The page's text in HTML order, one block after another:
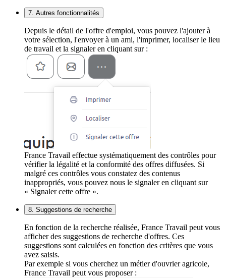
7. Autres fonctionnalités
Depuis le détail de l'offre d'emploi, vous pouvez l'ajouter à
votre sélection, l'envoyer à un ami, l'imprimer, localiser le lieu
de travail et la signaler en cliquant sur :
France Travail effectue systématiquement des contrôles pour
vérifier la légalité et la conformité des offres diffusées. Si
malgré ces contrôles vous constatez des contenus
inappropriés, vous pouvez nous le signaler en cliquant sur
« Signaler cette offre ».
8. Suggestions de recherche
En fonction de la recherche réalisée, France Travail peut vous
afficher des suggestions de recherche d'offres. Ces
suggestions sont calculées en fonction des critères que vous
avez saisis.
Par exemple si vous cherchez un métier d'ouvrier agricole,
France Travail peut vous proposer :